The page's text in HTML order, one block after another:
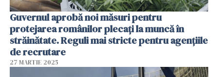
Guvernul aprobă noi măsuri pentru
protejarea românilor plecați la muncă în
străinătate. Reguli mai stricte pentru agenţiile
de recrutare
27 MARTIE 2025